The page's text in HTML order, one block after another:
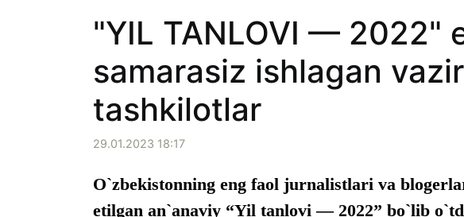
"YIL TANLOVI — 2022"
samarasiz ishlagan
tashkilotlar
29.01.2023 18:17
O`zbekistonning eng faol jurnalistlari va
etilgan an`anaviy “Yil tanlovi — 2022” bo`lib